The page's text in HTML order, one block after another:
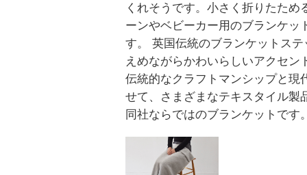
くれそうです。小さく折りたため
ーンやベビーカー用のブランケッ
す。 英国伝統のブランケットス
えめながらかわいらしいアクセン
伝統的なクラフトマンシップと現
せて、さまざまなテキスタイル製
同社ならではのブランケットです